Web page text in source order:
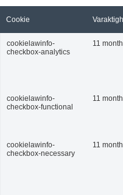
Cookie
cookielawinfo-
checkbox-analytics
11
cookielawinfo-
checkbox-functional
11
cookielawinfo-
checkbox-necessary
11